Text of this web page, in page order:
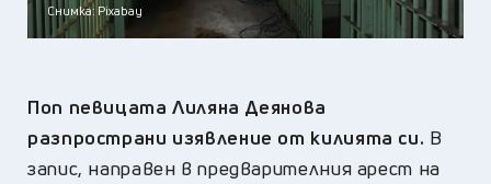
Снимка: Pixabay
Поп певицата Лиляна Деянова
разпространи изявление от килията си. В
запис, направен в предварителния арест на